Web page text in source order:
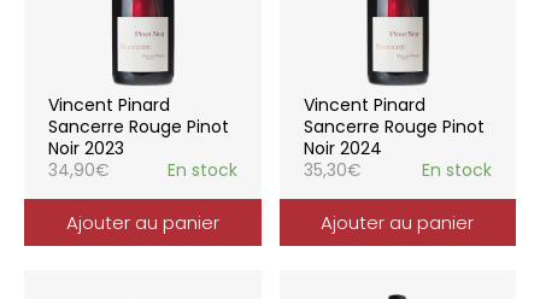
Vincent Pinard
Sancerre Rouge Pinot
Noir 2023
34,90€ En stock
Ajouter au panier
Vincent Pinard
Sancerre Rouge Pinot
Noir 2024
35,30€ En stock
Ajouter au panier